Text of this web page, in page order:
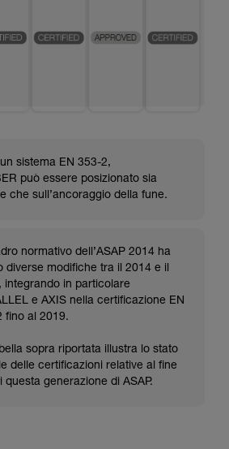
sistema EN 353-2,
può essere posizionato sia
che sull’ancoraggio della fune.
normativo dell’ASAP 2014 ha
diverse modifiche tra il 2014 e il
integrando in particolare
e AXIS nella certificazione EN
fino al 2019.
sopra riportata illustra lo stato
delle certificazioni relative al fine
questa generazione di ASAP.